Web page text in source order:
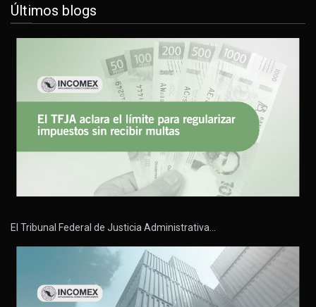
Últimos blogs
El Tribunal Federal de Justicia Administrativa…